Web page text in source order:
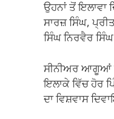
ਉਹਨਾਂ ਤੋਂ ਇਲਾਵਾ
ਸਾਰਜ਼ ਸਿੰਘ,
ਸਿੰਘ ਨਿਰਵੈਰ
ਸੀਨੀਅਰ ਆਗੂਆਂ
ਇਲਾਕੇ ਵਿੱਚ ਹੋਰ
ਦਾ ਵਿਸ਼ਵਾਸ